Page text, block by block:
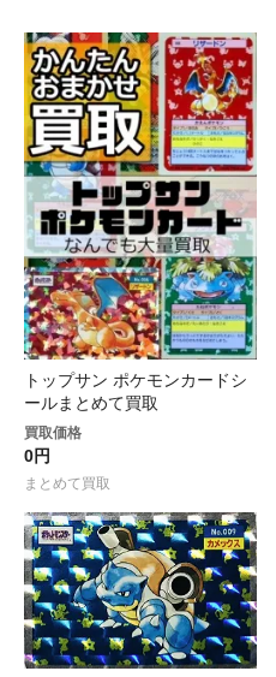
トップサン ポケモンカードシ
ールまとめて買取
買取価格
0円
まとめて買取